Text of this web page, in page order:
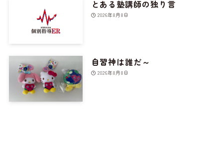
とある塾講師の独り言
2026年8月8日
自習神は誰だ～
2026年8月8日